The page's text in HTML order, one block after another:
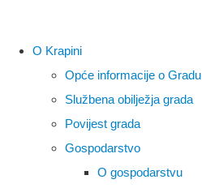
O Krapini
Opće informacije o Gradu
Službena obilježja grada
Povijest grada
Gospodarstvo
O gospodarstvu